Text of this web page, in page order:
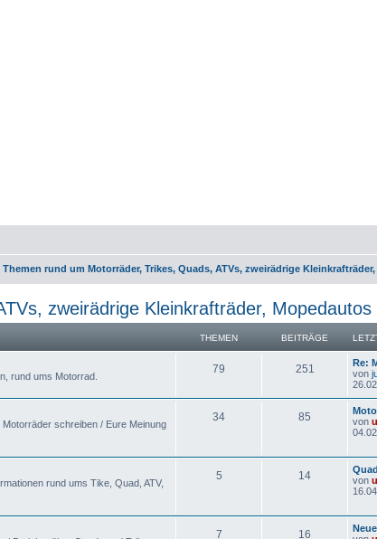
rund um Motorräder, Trikes, Quads, ATVs, zweirädrige
zweirädrige Kleinkrafträder,
THEMEN BEITRÄGE
rund ums Motorrad.
79 251
Re:
von
schreiben / Eure Meinung
34 85
von
rund ums Tike, Quad, ATV,
5 14
von
7 16